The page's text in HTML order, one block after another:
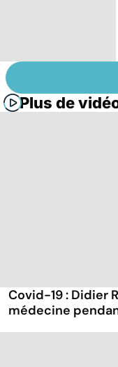
Plus de
Covid-19 : Didier
médecine